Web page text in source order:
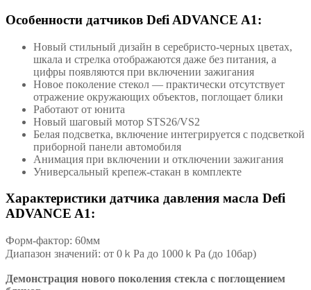
Особенности датчиков Defi ADVANCE A1:
Новый стильный дизайн в серебристо-черных цветах,
шкала и стрелка отображаются даже без питания, а
цифры появляются при включении зажигания
Новое поколение стекол — практически отсутствует
отражение окружающих объектов, поглощает блики
Работают от юнита
Новый шаговый мотор STS26/VS2
Белая подсветка, включение интегрируется с подсветкой
приборной панели автомобиля
Анимация при включении и отключении зажигания
Универсальный крепеж-стакан в комплекте
Характеристики датчика давления масла Defi
ADVANCE A1:
Форм-фактор: 60мм
Диапазон значений: от 0ｋPa до 1000ｋPa (до 10бар)
Демонстрация нового поколения стекла с поглощением